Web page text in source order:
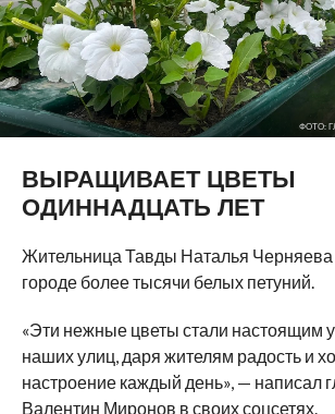
ФОТО:
ВЫРАЩИВАЕТ ЦВЕТЫ
ОДИННАДЦАТЬ ЛЕТ
Жительница Тавды Наталья
городе более тысячи белых петуний.
«Эти нежные цветы стали настоящим
наших улиц, даря жителям радость и
настроение каждый день», — написал
Валентин Миронов в своих соцсетях.